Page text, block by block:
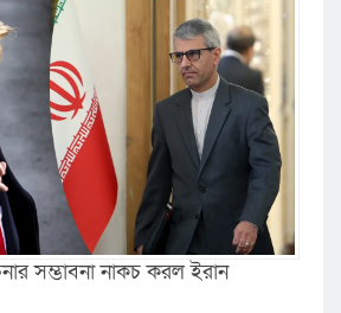
সম্ভাবনা নাকচ করল ইরান